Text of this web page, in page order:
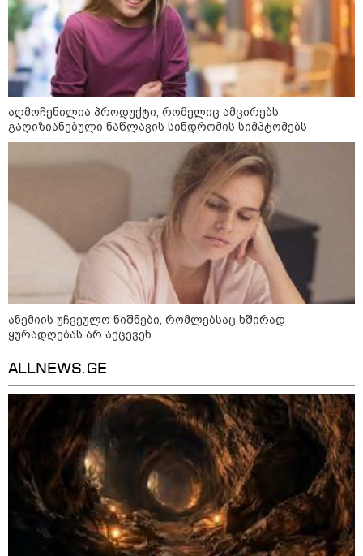
10
აგვისტო
დღის ზოგადი
ასტროლოგიური
პროგნოზი
აგვისტო აგარაკზე: ეს 5 საქმე
უნდა მოასწროთ შემოდგომის
დადგომამდე
ფული ამ ზოდიაქოს ნიშნების
ხელში აღმოჩნდება: ვინ
როგორ ჩავიცვათ 40 წლის
შემდეგ: მილიონერების
სტილისტის 8 ოქროს წესი და
აუცილებელი სამოსი
აღმოჩენილია პროდუქტი, რომელიც ამცირებს
გაღიზიანებული ნაწლავის სინდრომის სიმპტომებს
ანემიის უჩვეულო ნიშნები, რომლებსაც ხშირად
ყურადღებას არ აქცევენ
ALLNEWS.GE